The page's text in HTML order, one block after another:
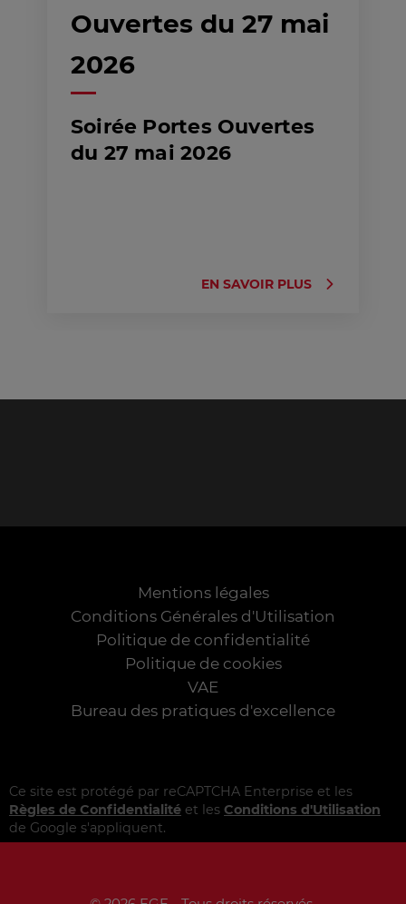
Ouvertes du 27 mai
2026
Soirée Portes Ouvertes
du 27 mai 2026
EN SAVOIR PLUS
Mentions légales
Conditions Générales d'Utilisation
Politique de confidentialité
Politique de cookies
VAE
Bureau des pratiques d'excellence
Ce site est protégé par reCAPTCHA Enterprise et les
Règles de Confidentialité et les Conditions d'Utilisation
de Google s'appliquent.